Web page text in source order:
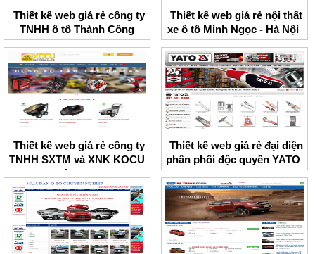
Thiết kế web giá rẻ công ty
TNHH ô tô Thành Công
Đông Đô
Thiết kế web giá rẻ nội thất
xe ô tô Minh Ngọc - Hà Nội
Thiết kế web giá rẻ công ty
TNHH SXTM và XNK KOCU
Việt Nam
Thiết kế web giá rẻ đại diện
phân phối độc quyền YATO